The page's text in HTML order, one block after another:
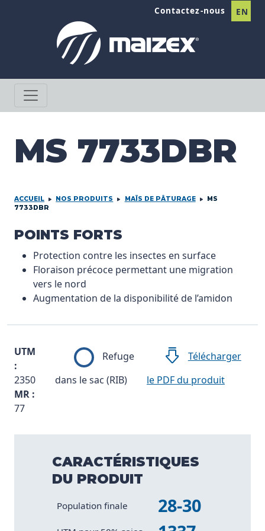
Contactez-nous EN
MS 7733DBR
ACCUEIL NOS PRODUITS MAÏS DE PÂTURAGE
MS
7733DBR
PRODCUT INFORMATION
POINTS FORTS
Protection contre les insectes en surface
Floraison précoce permettant une migration
vers le nord
Augmentation de la disponibilité de l’amidon
UTM
:
2350
MR :
77
Refuge
dans le sac (RIB)
Télécharger
le PDF du produit
CARACTÉRISTIQUES
DU PRODUIT
Caractéristique Valeur
Population finale 28-30